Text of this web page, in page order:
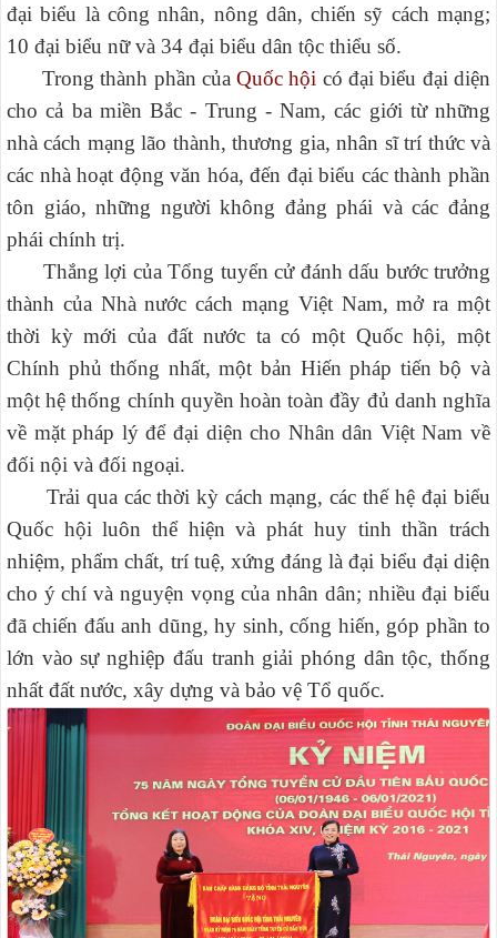
đại biểu là công nhân, nông dân, chiến sỹ cách mạng;
10 đại biểu nữ và 34 đại biểu dân tộc thiểu số.
Trong thành phần củaQuốc hội có đại biểu đại diện
cho cả ba miền Bắc - Trung - Nam, các giới từ những
nhà cách mạng lão thành, thương gia, nhân sĩ trí thức và
các nhà hoạt động văn hóa, đến đại biểu các thành phần
tôn giáo, những người không đảng phái và các đảng
phái chính trị.
Thắng lợi của Tổng tuyển cử đánh dấu bước trưởng
thành của Nhà nước cách mạng Việt Nam, mở ra một
thời kỳ mới của đất nước ta có một Quốc hội, một
Chính phủ thống nhất, một bản Hiến pháp tiến bộ và
một hệ thống chính quyền hoàn toàn đầy đủ danh nghĩa
về mặt pháp lý để đại diện cho Nhân dân Việt Nam về
đối nội và đối ngoại.
Trải qua các thời kỳ cách mạng, các thế hệ đại biểu
Quốc hội luôn thể hiện và phát huy tinh thần trách
nhiệm, phẩm chất, trí tuệ, xứng đáng là đại biểu đại diện
cho ý chí và nguyện vọng của nhân dân; nhiều đại biểu
đã chiến đấu anh dũng, hy sinh, cống hiến, góp phần to
lớn vào sự nghiệp đấu tranh giải phóng dân tộc, thống
nhất đất nước, xây dựng và bảo vệ Tổ quốc.